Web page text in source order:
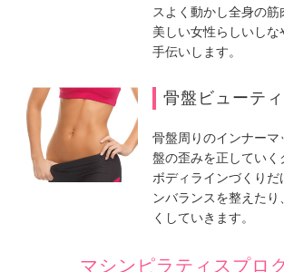
スよく動かし全身の筋
美しい女性らしいし
手伝いします。
骨盤ビューテ
骨盤周りのインナー
盤の歪みを正してい
ボディラインづくり
ンバランスを整えた
くしていきます。
マシンピラティスプロ